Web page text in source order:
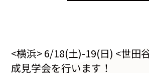
<横浜> 6/18(土)-19(日) <世田
成見学会を行います！